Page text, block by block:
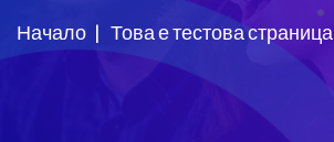
Начало Това е тестова страница